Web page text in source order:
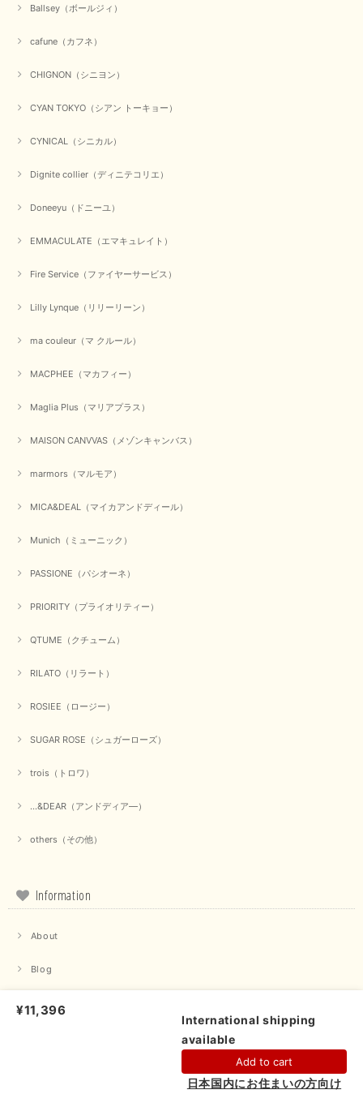
この度は数多くあるお店の中から当店でお声かけをいただき誠
のお客様に喜んでいただく、それが理想なのですが。 メーカ
くださいませ。 ありがとうございました。
2026/01/04
お正月休みだろうとそんなに早くにご対応頂けると期待していなかったので
嬉しく思います。 ありがとうございました。 又のご来店お待
2025/10/25
かわいいふわふわのベスト届きました ありがとうございます😊
いただけて何よりでございます。 重ね着の楽しい秋冬のおし
2025/09/18
ラックなので、カジュアルからきれいめまで、様々なコーディネートに合わ
ると幸いです。 ありがとうございました。 又のご来店お待ち
しております。
Ballsey（ボールジィ）
cafune（カフネ）
CHIGNON（シニヨン）
CYAN TOKYO（シアン トーキョー）
CYNICAL（シニカル）
Dignite collier（ディニテコリエ）
Doneeyu（ドニーユ）
EMMACULATE（エマキュレイト）
Fire Service（ファイヤーサービス）
Lilly Lynque（リリーリーン）
ma couleur（マ クルール）
MACPHEE（マカフィー）
Maglia Plus（マリアプラス）
MAISON CANVVAS（メゾンキャンバス）
marmors（マルモア）
MICA&DEAL（マイカアンドディール）
Munich（ミューニック）
PASSIONE（パシオーネ）
PRIORITY（プライオリティー）
QTUME（クチューム）
RILATO（リラート）
ROSIEE（ロージー）
SUGAR ROSE（シュガーローズ）
trois（トロワ）
...&DEAR（アンドディア―）
others（その他）
Information
About
Blog
¥11,396
International shipping
available
Add to cart
日本国内にお住まいの方向け
ショップに質問する